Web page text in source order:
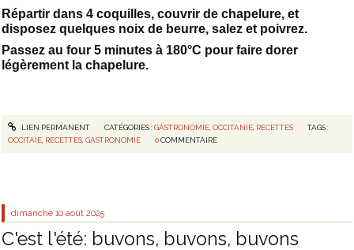
Répartir dans 4 coquilles, couvrir de chapelure, et
disposez quelques noix de beurre, salez et poivrez.
Passez au four 5 minutes à 180°C pour faire dorer
légèrement la chapelure.
LIEN PERMANENT CATÉGORIES :GASTRONOMIE, OCCITANIE, RECETTES
TAGS :
OCCITAIE RECETTES ,GASTRONOMIE 0 COMMENTAIRE
dimanche 10 août 2025
C'est l'été: buvons, buvons, buvons